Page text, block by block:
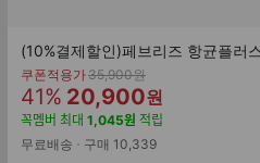
(10%결제할인)페브리즈 항균플러
쿠폰적용가기
존
가
35,900원
할
인
률
41% 판
매
가
20,900원
꼭멤버 최대 1,045원 적립
무료배송
구매 10,339